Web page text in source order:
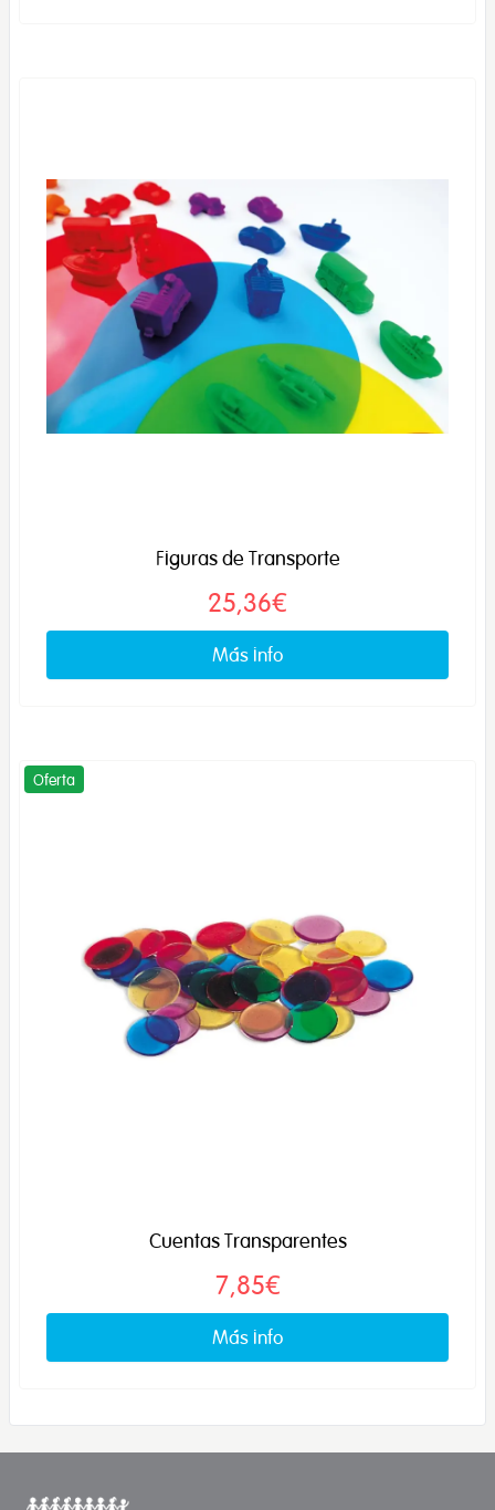
Figuras de Transporte
25,36€
Más info
Oferta
Cuentas Transparentes
7,85€
Más info